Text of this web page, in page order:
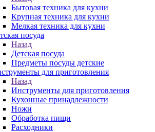
Бытовая техника для кухни
Крупная техника для кухни
Мелкая техника для кухни
посуда
Назад
Детская посуда
Предметы посуды детские
для приготовления
Назад
Инструменты для приготовления
Кухонные принадлежности
Ножи
Обработка пищи
Расходники